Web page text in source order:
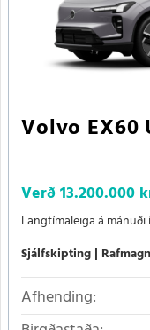
Volvo EX60
Verð13.200.000
Langtímaleiga á mánuði
Sjálfskipting Rafmagn
Afhending: